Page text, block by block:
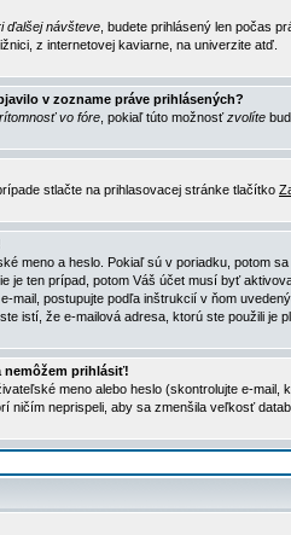
ďalšej návšteve , budete prihlásený len počas
z internetovej kaviarne, na univerzite atď.
v zozname práve prihlásených?
vo fóre , pokiaľ túto možnosťzvolíte
stlačte na prihlasovacej stránke tlačítko
meno a heslo. Pokiaľ sú v poriadku, potom
je ten prípad, potom Váš účet musí byť
mail, postupujte podľa inštrukcií v ňom
istí, že e-mailová adresa, ktorú ste použili je
nemôžem prihlásiť!
meno alebo heslo (skontrolujte e-
ničím neprispeli, aby sa zmenšila veľkosť